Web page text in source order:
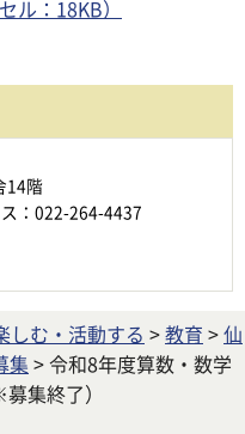
ル：18KB）
14階
：022-264-4437
しむ・活動する >教育 >仙
集 > 令和8年度算数・数学
集終了）